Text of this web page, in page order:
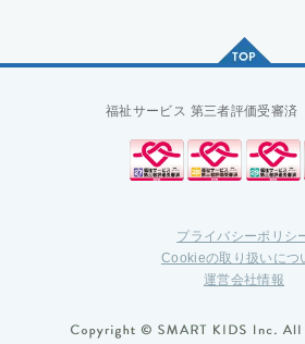
福祉サービス 第三者評価受審済
プライバシーポリシ
Cookieの取り扱いにつ
運営会社情報